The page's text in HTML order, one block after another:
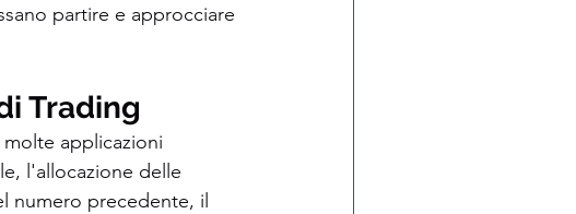
partire e approcciare
Trading
applicazioni
l'allocazione delle
numero precedente, il